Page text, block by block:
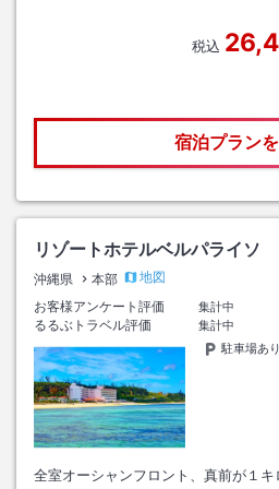
税込
宿泊プラン
リゾートホテルベルパライソ
沖縄県 本部
地図
お客様アンケート評価
集計中
るるぶトラベル評価
集計中
駐車場あり
全室オーシャンフロント、真前が１キ